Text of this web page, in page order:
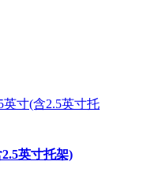
英寸托架)